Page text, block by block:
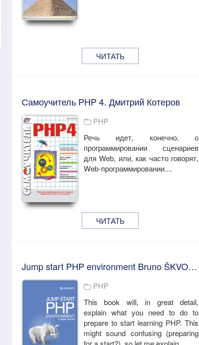
ЧИТАТЬ
Самоучитель PHP 4. Дмитрий Котеров
PHP
Речь идет, конечно, о
программировании сценариев
для Web, или, как часто говорят,
Web-программировании....
ЧИТАТЬ
Jump start PHP environment Bruno ŠKVORC
PHP
This book will, in great detail,
explain what you need to do to
prepare to start learning PHP. This
might sound confusing (preparing